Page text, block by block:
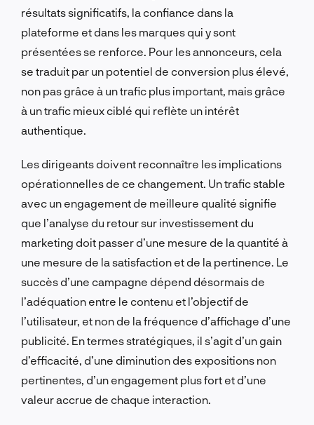
résultats significatifs, la confiance dans la
plateforme et dans les marques qui y sont
présentées se renforce. Pour les annonceurs, cela
se traduit par un potentiel de conversion plus élevé,
non pas grâce à un trafic plus important, mais grâce
à un trafic mieux ciblé qui reflète un intérêt
authentique.
Les dirigeants doivent reconnaître les implications
opérationnelles de ce changement. Un trafic stable
avec un engagement de meilleure qualité signifie
que l’analyse du retour sur investissement du
marketing doit passer d’une mesure de la quantité à
une mesure de la satisfaction et de la pertinence. Le
succès d’une campagne dépend désormais de
l’adéquation entre le contenu et l’objectif de
l’utilisateur, et non de la fréquence d’affichage d’une
publicité. En termes stratégiques, il s’agit d’un gain
d’efficacité, d’une diminution des expositions non
pertinentes, d’un engagement plus fort et d’une
valeur accrue de chaque interaction.